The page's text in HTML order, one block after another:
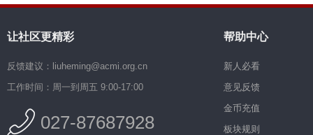
让社区更精彩
反馈建议：liuheming@acmi.org.cn
工作时间：周一到周五 9:00-17:00
027-87687928
帮助中心
新人必看
意见反馈
金币充值
板块规则